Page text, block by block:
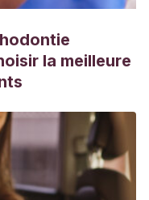
la meilleure